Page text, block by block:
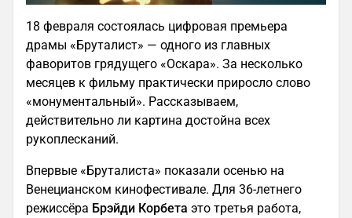
18 февраля состоялась цифровая премьера
драмы «Бруталист» — одного из главных
фаворитов грядущего «Оскара». За несколько
месяцев к фильму практически приросло слово
«монументальный». Рассказываем,
действительно ли картина достойна всех
рукоплесканий.
Впервые «Бруталиста» показали осенью на
Венецианском кинофестивале. Для 36-летнего
режиссёра Брэйди Корбета это третья работа,